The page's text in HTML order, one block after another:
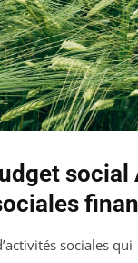
social
sociales qui